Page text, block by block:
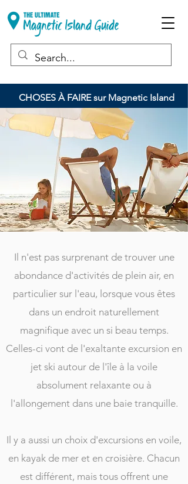
CHOSES À FAIRE sur Magnetic Island
Il n'est pas surprenant de trouver une
abondance d'activités de plein air, en
particulier sur l'eau, lorsque vous êtes
dans un endroit naturellement
magnifique avec un si beau temps.
Celles-ci vont de l'exaltante excursion en
jet ski autour de l'île à la voile
absolument relaxante ou à
l'allongement dans une baie tranquille.
Il y a aussi un choix d'excursions en voile,
en kayak de mer et en croisière. Chacun
est différent, mais tous offrent une